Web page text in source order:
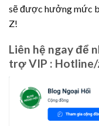
sẽ được hưởng mức
Z!
Liên hệ ngay để
trợ VIP :